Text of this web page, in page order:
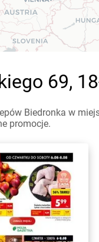
69,
Biedronka w
promocje.